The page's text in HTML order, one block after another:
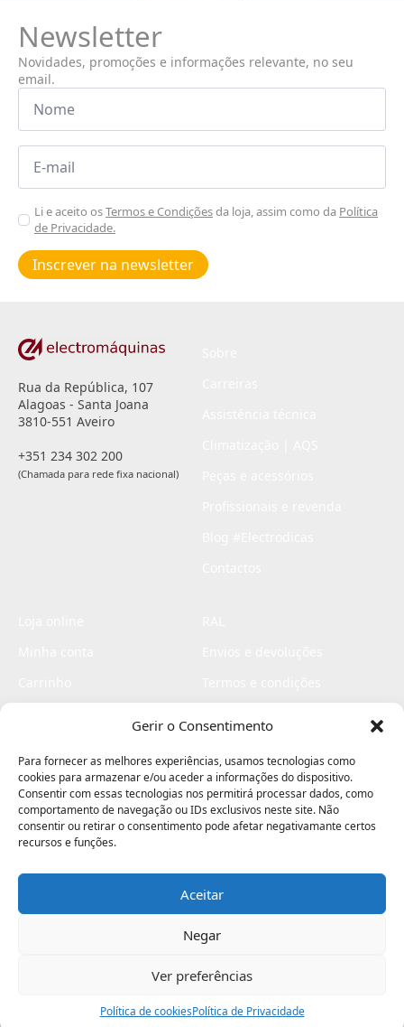
Gerir o Consentimento
Para fornecer as melhores experiências, usamos tecnologias como
cookies para armazenar e/ou aceder a informações do dispositivo.
Consentir com essas tecnologias nos permitirá processar dados, como
comportamento de navegação ou IDs exclusivos neste site. Não
consentir ou retirar o consentimento pode afetar negativamante certos
recursos e funções.
Aceitar
Negar
Ver preferências
Política de cookiesPolítica de Privacidade
Newsletter
Novidades, promoções e informações relevante, no seu
email.
Nome
Email
Aceitar
Poiticas
de
privacidade
Li e aceito osTermos e Condiçõesda loja, assim como da Política
de Privacidade.
Inscrever na newsletter
Rua da República, 107
Alagoas - Santa Joana
3810-551 Aveiro
+351 234 302 200
(Chamada para rede fixa nacional)
Livro de elogios
Electromaquinas ©2026
contágio - agência criativa
Assistência Ajuda Minha Conta